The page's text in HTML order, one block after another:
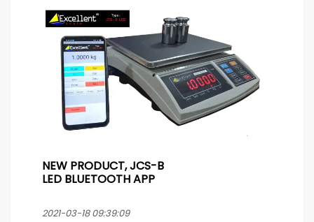
NEW PRODUCT, JCS-B
LED BLUETOOTH APP
2021-03-18 09:39:09